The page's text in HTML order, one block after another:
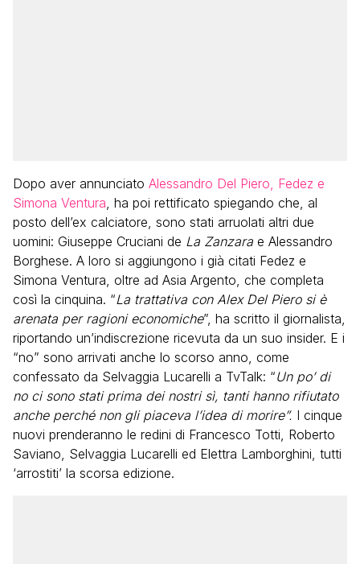
Dopo aver annunciato Alessandro Del Piero, Fedez e
Simona Ventura, ha poi rettificato spiegando che, al
posto dell’ex calciatore, sono stati arruolati altri due
uomini: Giuseppe Cruciani de La Zanzara e Alessandro
Borghese. A loro si aggiungono i già citati Fedez e
Simona Ventura, oltre ad Asia Argento, che completa
così la cinquina. “La trattativa con Alex Del Piero si è
arenata per ragioni economiche”, ha scritto il giornalista,
riportando un’indiscrezione ricevuta da un suo insider. E i
“no” sono arrivati anche lo scorso anno, come
confessato da Selvaggia Lucarelli a TvTalk: “Un po’ di
no ci sono stati prima dei nostri sì, tanti hanno rifiutato
anche perché non gli piaceva l’idea di morire”. I cinque
nuovi prenderanno le redini di Francesco Totti, Roberto
Saviano, Selvaggia Lucarelli ed Elettra Lamborghini, tutti
‘arrostiti’ la scorsa edizione.